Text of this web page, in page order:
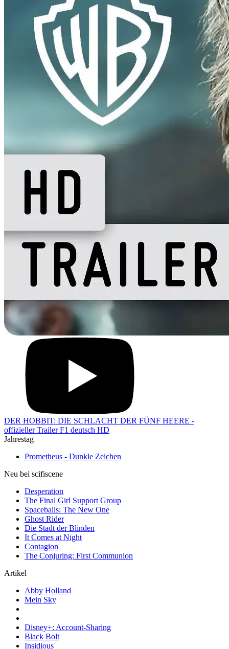
DER HOBBIT: DIE SCHLACHT DER FÜNF HEERE -
offizieller Trailer F1 deutsch HD
Jahrestag
Prometheus - Dunkle Zeichen
Neu bei scifiscene
Desperation
The Final Girl Support Group
Spaceballs: The New One
Ghost Rider
Die Stadt der Blinden
It Comes at Night
Contagion
The Conjuring: First Communion
Artikel
Abby Holland
Mein Sky
Disney+: Account-Sharing
Black Bolt
Insidious